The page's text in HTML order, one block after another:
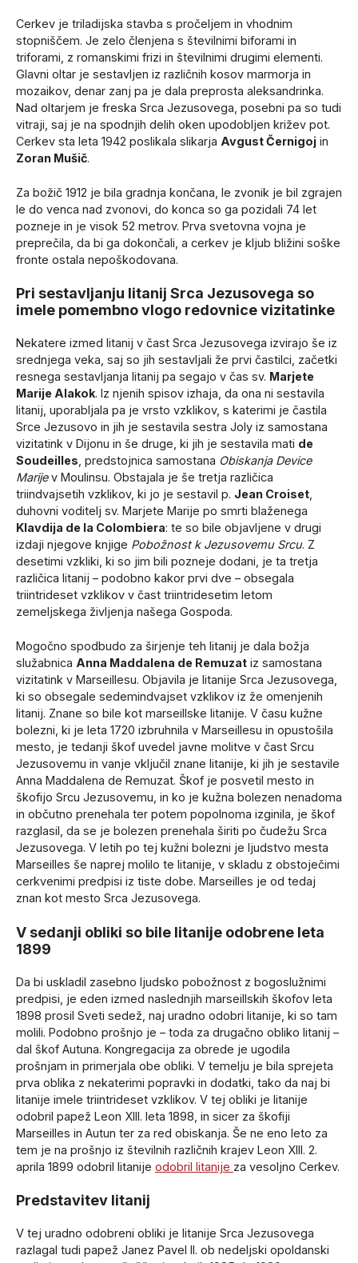
Cerkev je triladijska stavba s pročeljem in vhodnim
stopniščem. Je zelo členjena s številnimi biforami in
triforami, z romanskimi frizi in številnimi drugimi elementi.
Glavni oltar je sestavljen iz različnih kosov marmorja in
mozaikov, denar zanj pa je dala preprosta aleksandrinka.
Nad oltarjem je freska Srca Jezusovega, posebni pa so tudi
vitraji, saj je na spodnjih delih oken upodobljen križev pot.
Cerkev sta leta 1942 poslikala slikarja Avgust Černigoj in
Zoran Mušič.
Za božič 1912 je bila gradnja končana, le zvonik je bil zgrajen
le do venca nad zvonovi, do konca so ga pozidali 74 let
pozneje in je visok 52 metrov. Prva svetovna vojna je
preprečila, da bi ga dokončali, a cerkev je kljub bližini soške
fronte ostala nepoškodovana.
Pri sestavljanju litanij Srca Jezusovega so
imele pomembno vlogo redovnice vizitatinke
Nekatere izmed litanij v čast Srca Jezusovega izvirajo še iz
srednjega veka, saj so jih sestavljali že prvi častilci, začetki
resnega sestavljanja litanij pa segajo v čas sv. Marjete
Marije Alakok. Iz njenih spisov izhaja, da ona ni sestavila
litanij, uporabljala pa je vrsto vzklikov, s katerimi je častila
Srce Jezusovo in jih je sestavila sestra Joly iz samostana
vizitatink v Dijonu in še druge, ki jih je sestavila mati de
Soudeilles, predstojnica samostana Obiskanja Device
Marijev Moulinsu. Obstajala je še tretja različica
triindvajsetih vzklikov, ki jo je sestavil p. Jean Croiset,
duhovni voditelj sv. Marjete Marije po smrti blaženega
Klavdija de la Colombiera: te so bile objavljene v drugi
izdaji njegove knjige Pobožnost k Jezusovemu Srcu. Z
desetimi vzkliki, ki so jim bili pozneje dodani, je ta tretja
različica litanij – podobno kakor prvi dve – obsegala
triintrideset vzklikov v čast triintridesetim letom
zemeljskega življenja našega Gospoda.
Mogočno spodbudo za širjenje teh litanij je dala božja
služabnica Anna Maddalena de Remuzat iz samostana
vizitatink v Marseillesu. Objavila je litanije Srca Jezusovega,
ki so obsegale sedemindvajset vzklikov iz že omenjenih
litanij. Znane so bile kot marseillske litanije. V času kužne
bolezni, ki je leta 1720 izbruhnila v Marseillesu in opustošila
mesto, je tedanji škof uvedel javne molitve v čast Srcu
Jezusovemu in vanje vključil znane litanije, ki jih je sestavile
Anna Maddalena de Remuzat. Škof je posvetil mesto in
škofijo Srcu Jezusovemu, in ko je kužna bolezen nenadoma
in občutno prenehala ter potem popolnoma izginila, je škof
razglasil, da se je bolezen prenehala širiti po čudežu Srca
Jezusovega. V letih po tej kužni bolezni je ljudstvo mesta
Marseilles še naprej molilo te litanije, v skladu z obstoječimi
cerkvenimi predpisi iz tiste dobe. Marseilles je od tedaj
znan kot mesto Srca Jezusovega.
V sedanji obliki so bile litanije odobrene leta
1899
Da bi uskladil zasebno ljudsko pobožnost z bogoslužnimi
predpisi, je eden izmed naslednjih marseillskih škofov leta
1898 prosil Sveti sedež, naj uradno odobri litanije, ki so tam
molili. Podobno prošnjo je – toda za drugačno obliko litanij –
dal škof Autuna. Kongregacija za obrede je ugodila
prošnjam in primerjala obe obliki. V temelju je bila sprejeta
prva oblika z nekaterimi popravki in dodatki, tako da naj bi
litanije imele triintrideset vzklikov. V tej obliki je litanije
odobril papež Leon XIII. leta 1898, in sicer za škofiji
Marseilles in Autun ter za red obiskanja. Še ne eno leto za
tem je na prošnjo iz številnih različnih krajev Leon XIII. 2.
aprila 1899 odobril litanije odobril litanije za vesoljno Cerkev.
Predstavitev litanij
V tej uradno odobreni obliki je litanije Srca Jezusovega
razlagal tudi papež Janez Pavel II. ob nedeljski opoldanski